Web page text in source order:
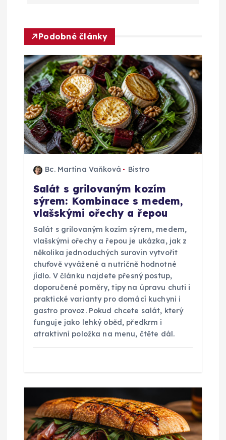
c
e
p
r
o
p
Podobné články
Bc. Martina Vaňková Bistro
Salát s grilovaným kozím
sýrem: Kombinace s medem,
vlašskými ořechy a řepou
Salát s grilovaným kozím sýrem, medem,
vlašskými ořechy a řepou je ukázka, jak z
několika jednoduchých surovin vytvořit
chuťově vyvážené a nutričně hodnotné
jídlo. V článku najdete přesný postup,
doporučené poměry, tipy na úpravu chuti i
praktické varianty pro domácí kuchyni i
gastro provoz. Pokud chcete salát, který
funguje jako lehký oběd, předkrm i
atraktivní položka na menu, čtěte dál.